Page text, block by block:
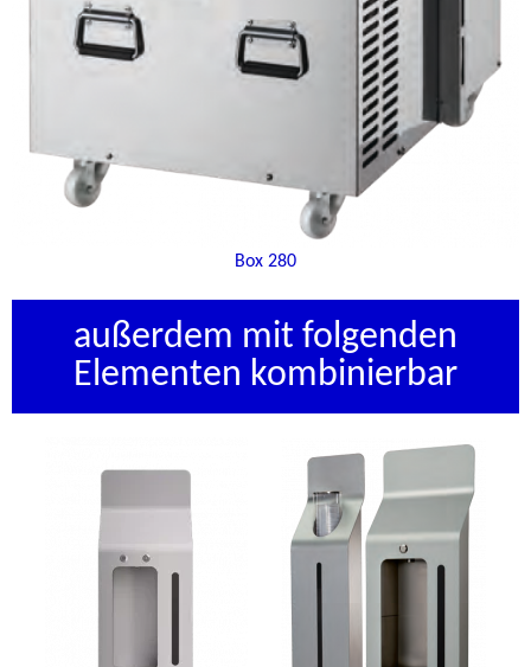
Box 280
außerdem mit folgenden
Elementen kombinierbar